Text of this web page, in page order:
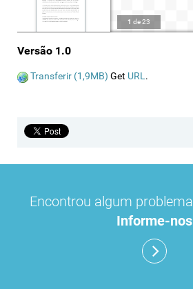
1 de23
Versão 1.0
Transferir (1,9MB) Get URL.
Encontrou algum problema
Informe-nos